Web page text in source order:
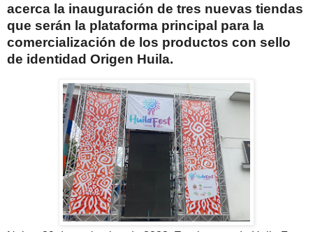
acerca la inauguración de tres nuevas tiendas
que serán la plataforma principal para la
comercialización de los productos con sello
de identidad Origen Huila.